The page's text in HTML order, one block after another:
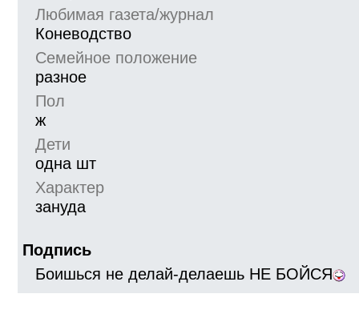
Любимая газета/журнал
Коневодство
Семейное положение
разное
Пол
ж
Дети
одна шт
Характер
зануда
Подпись
Боишься не делай-делаешь НЕ БОЙСЯ